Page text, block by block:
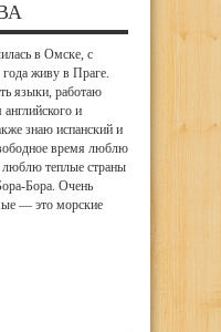
в Омске, с
живу в Праге.
языки, работаю
и
знаю испанский и
время люблю
люблю теплые страны
Бора. Очень
— это морские